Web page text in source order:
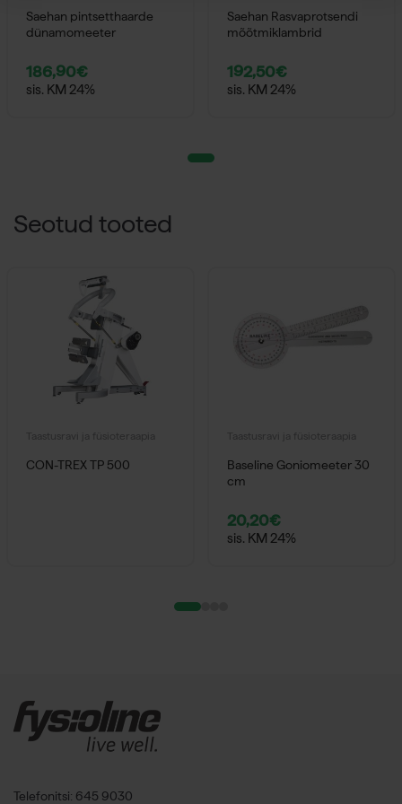
Saehan pintsetthaarde
dünamomeeter
186,90€
sis. KM 24%
Saehan Rasvaprotsendi
mõõtmiklambrid
192,50€
sis. KM 24%
Seotud tooted
Taastusravi ja füsioteraapia
CON-TREX TP 500
Taastusravi ja füsioteraapia
Baseline Goniomeeter 30
cm
20,20€
sis. KM 24%
Telefonitsi: 645 9030